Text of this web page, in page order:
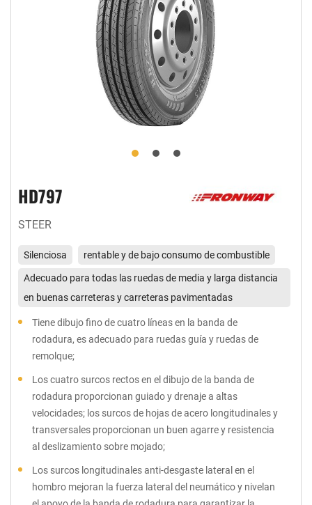
HD797
STEER
Silenciosa
rentable y de bajo consumo de combustible
Adecuado para todas las ruedas de media y larga distancia
en buenas carreteras y carreteras pavimentadas
Tiene dibujo fino de cuatro líneas en la banda de
rodadura, es adecuado para ruedas guía y ruedas de
remolque;
Los cuatro surcos rectos en el dibujo de la banda de
rodadura proporcionan guiado y drenaje a altas
velocidades; los surcos de hojas de acero longitudinales y
transversales proporcionan un buen agarre y resistencia
al deslizamiento sobre mojado;
Los surcos longitudinales anti-desgaste lateral en el
hombro mejoran la fuerza lateral del neumático y nivelan